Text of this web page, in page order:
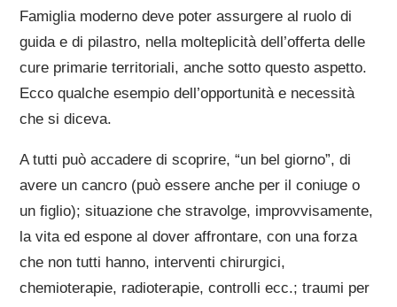
Famiglia moderno deve poter assurgere al ruolo di
guida e di pilastro, nella molteplicità dell’offerta delle
cure primarie territoriali, anche sotto questo aspetto.
Ecco qualche esempio dell’opportunità e necessità
che si diceva.
A tutti può accadere di scoprire, “un bel giorno”, di
avere un cancro (può essere anche per il coniuge o
un figlio); situazione che stravolge, improvvisamente,
la vita ed espone al dover affrontare, con una forza
che non tutti hanno, interventi chirurgici,
chemioterapie, radioterapie, controlli ecc.; traumi per